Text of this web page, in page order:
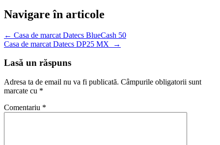
Navigare în articole
← Casa de marcat Datecs BlueCash 50
Casa de marcat Datecs DP25 MX
→
Lasă un răspuns
Adresa ta de email nu va fi publicată. Câmpurile obligatorii sunt
marcate cu *
Comentariu *